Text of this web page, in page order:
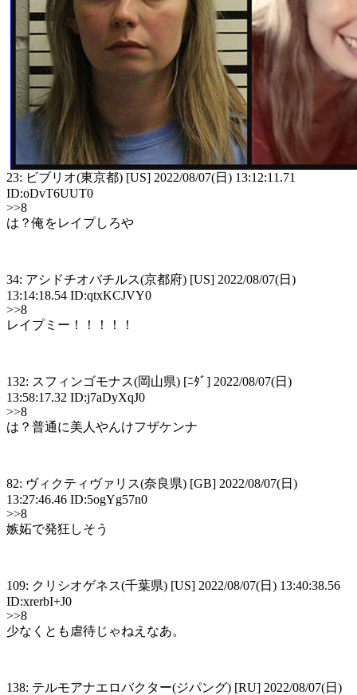
23: ビブリオ(東京都) [US] 2022/08/07(日) 13:12:11.71
ID:oDvT6UUT0
>>8
は？俺をレイプしろや
34: アシドチオバチルス(京都府) [US] 2022/08/07(日)
13:14:18.54 ID:qtxKCJVY0
>>8
レイプミー！！！！！
132: スフィンゴモナス(岡山県) [ﾆﾀﾞ] 2022/08/07(日)
13:58:17.32 ID:j7aDyXqJ0
>>8
は？普通に美人やんけフザケンナ
82: ヴィクティヴァリス(奈良県) [GB] 2022/08/07(日)
13:27:46.46 ID:5ogYg57n0
>>8
嫉妬で発狂しそう
109: クリシオゲネス(千葉県) [US] 2022/08/07(日) 13:40:38.56
ID:xrerbI+J0
>>8
少なくとも虐待じゃねえなあ。
138: テルモアナエロバクター(ジパング) [RU] 2022/08/07(日)